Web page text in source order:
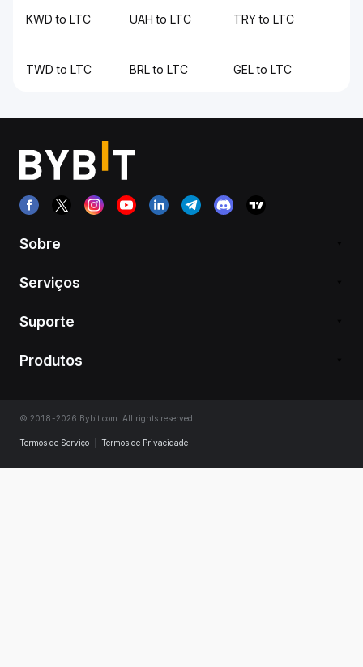
KWD to LTC UAH to LTC TRY to LTC
TWD to LTC BRL to LTC GEL to LTC
Sobre
Serviços
Suporte
Produtos
© 2018-2026 Bybit.com. All rights reserved.
Termos de Serviço Termos de Privacidade